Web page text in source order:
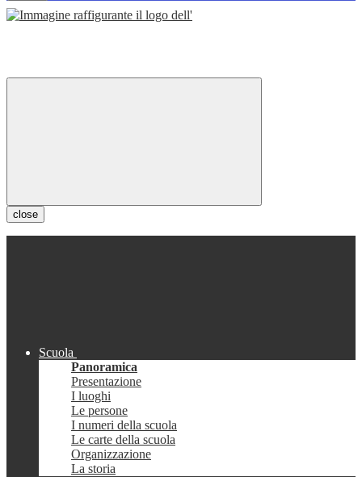
close
Scuola
Panoramica
Presentazione
I luoghi
Le persone
I numeri della scuola
Le carte della scuola
Organizzazione
La storia